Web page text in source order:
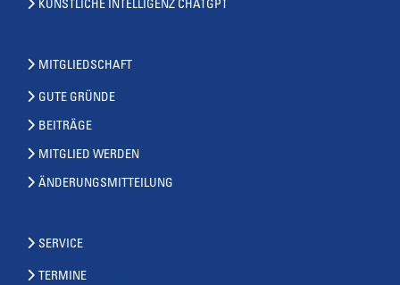
KÜNSTLICHE INTELLIGENZ CHATGPT
MITGLIEDSCHAFT
GUTE GRÜNDE
BEITRÄGE
MITGLIED WERDEN
ÄNDERUNGSMITTEILUNG
SERVICE
TERMINE